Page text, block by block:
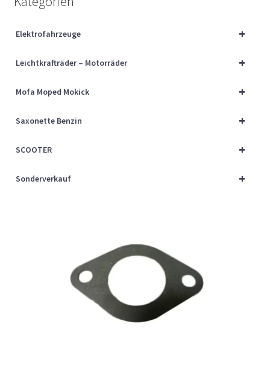
Über uns
+
Elektrofahrzeuge
+
Leichtkrafträder – Motorräder
+
Mofa Moped Mokick
+
Saxonette Benzin
+
SCOOTER
+
Sonderverkauf